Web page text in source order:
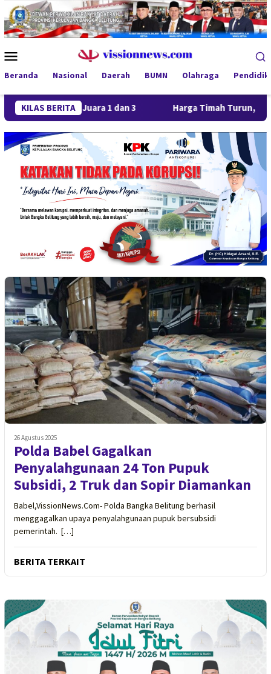
Loncat
ke
konten
Mobile
Beranda Nasional Daerah BUMN Olahraga
KILAS BERITA
Juara 1 dan 3 Harga Timah Turun, Aktivitas
26 Agustus 2025
Polda Babel Gagalkan
Penyalahgunaan 24 Ton Pupuk
Subsidi, 2 Truk dan Sopir Diamankan
Babel,VissionNews.Com- Polda Bangka Belitung berhasil
menggagalkan upaya penyalahgunaan pupuk bersubsidi
pemerintah. […]
BERITA TERKAIT